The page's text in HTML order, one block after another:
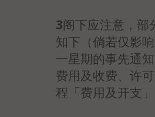
3阁下应注意，部
知下（倘若仅影
一星期的事先通
费用及收费、许
程「费用及开支